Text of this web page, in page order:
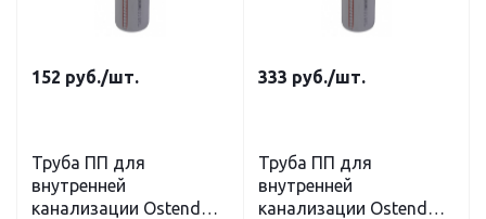
152 руб./шт.
Труба ПП для
внутренней
канализации Ostendorf
333 руб./шт.
Труба ПП для
внутренней
канализации Ostendorf